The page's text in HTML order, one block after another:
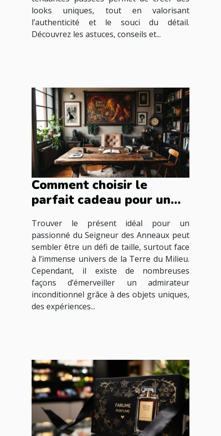
looks uniques, tout en valorisant
l’authenticité et le souci du détail.
Découvrez les astuces, conseils et...
Comment choisir le
parfait cadeau pour un
Anneaux ?
Trouver le présent idéal pour un
passionné du Seigneur des Anneaux peut
sembler être un défi de taille, surtout face
à l’immense univers de la Terre du Milieu.
Cependant, il existe de nombreuses
façons d’émerveiller un admirateur
inconditionnel grâce à des objets uniques,
des expériences...